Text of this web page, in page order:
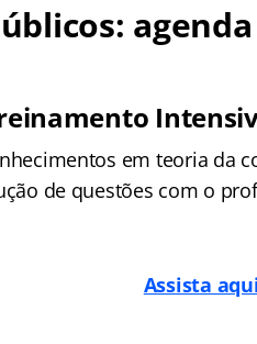
em teoria da
de questões com o
Assista